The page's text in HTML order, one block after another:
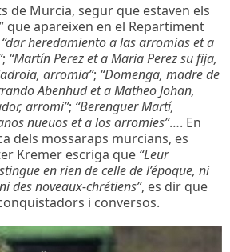
de Murcia, segur que estaven els
que apareixen en el Repartiment
“dar heredamiento a las arromias et a
; “Martín Perez et a Maria Perez su fija,
arromia”; “Domenga, madre de
Abenhud et a Matheo Johan,
arromi”; “Berenguer Martí,
nueuos et a los arromies”…. En
dels mossaraps murcians, es
Kremer escriga que “Leur
en rien de celle de l’époque, ni
des noveaux-chrétiens”, es dir que
i conversos.